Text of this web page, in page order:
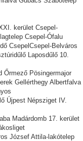
kerület Csepel-
Csepel-Ófalu
CsepelCsepel-Belváros
Laposdűlő 10.
Őrmező Pösingermajor
Gellérthegy Albertfalva
Újpest Népsziget IV.
Madárdomb 17. kerület
József Attila-lakótelep